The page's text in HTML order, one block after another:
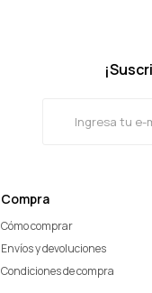
Compra
Cómo comprar
Envíos y devoluciones
Condiciones de compra